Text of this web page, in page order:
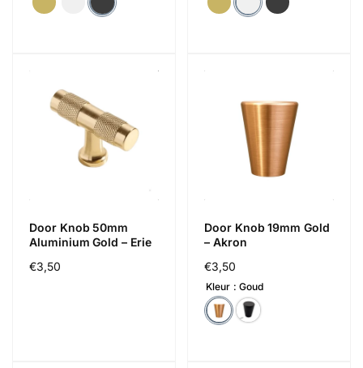
Door Knob 50mm
Aluminium Gold – Erie
Regular
€3,50
Door Knob 19mm Gold
– Akron
Regular
price
€3,50
Kleur Goud